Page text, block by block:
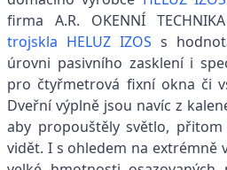
firma A.R. OKENNÍ
trojskla HELUZ IZOS s
úrovni pasivního zasklení i
pro čtyřmetrová fixní okna či
Dveřní výplně jsou navíc z
aby propouštěly světlo,
vidět. I s ohledem na extrémně